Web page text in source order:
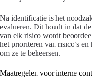
Na identificatie is het
evalueren. Dit houdt in dat
van elk risico wordt
het prioriteren van risico’s
om ze te beheersen.
Maatregelen voor interne